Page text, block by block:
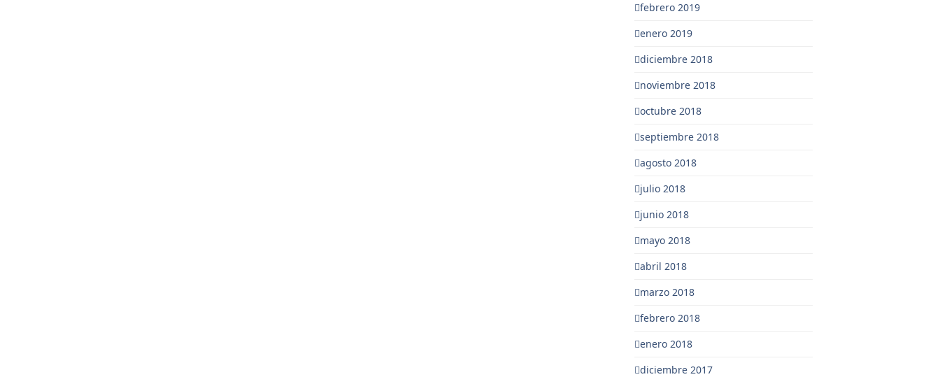
febrero 2019
enero 2019
diciembre 2018
noviembre 2018
octubre 2018
septiembre 2018
agosto 2018
julio 2018
junio 2018
mayo 2018
abril 2018
marzo 2018
febrero 2018
enero 2018
diciembre 2017